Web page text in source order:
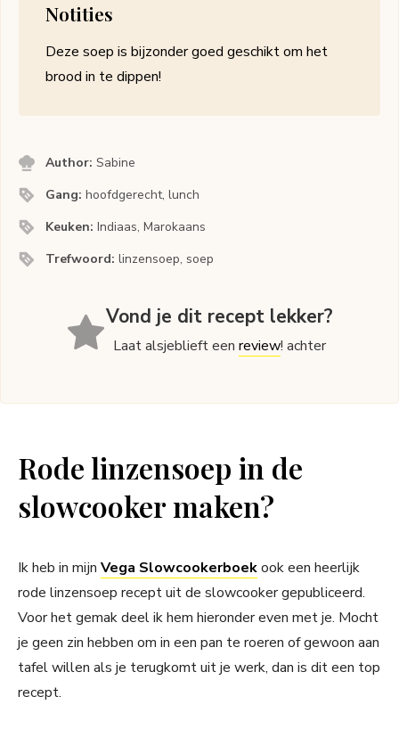
Notities
Deze soep is bijzonder goed geschikt om het
brood in te dippen!
Author:Sabine
Gang:hoofdgerecht, lunch
Keuken:Indiaas, Marokaans
Trefwoord:linzensoep, soep
Vond je dit recept lekker?
Laat alsjeblieft eenreview! achter
Rode linzensoep in de
slowcooker maken?
Ik heb in mijn Vega Slowcookerboekook een heerlijk
rode linzensoep recept uit de slowcooker gepubliceerd.
Voor het gemak deel ik hem hieronder even met je. Mocht
je geen zin hebben om in een pan te roeren of gewoon aan
tafel willen als je terugkomt uit je werk, dan is dit een top
recept.